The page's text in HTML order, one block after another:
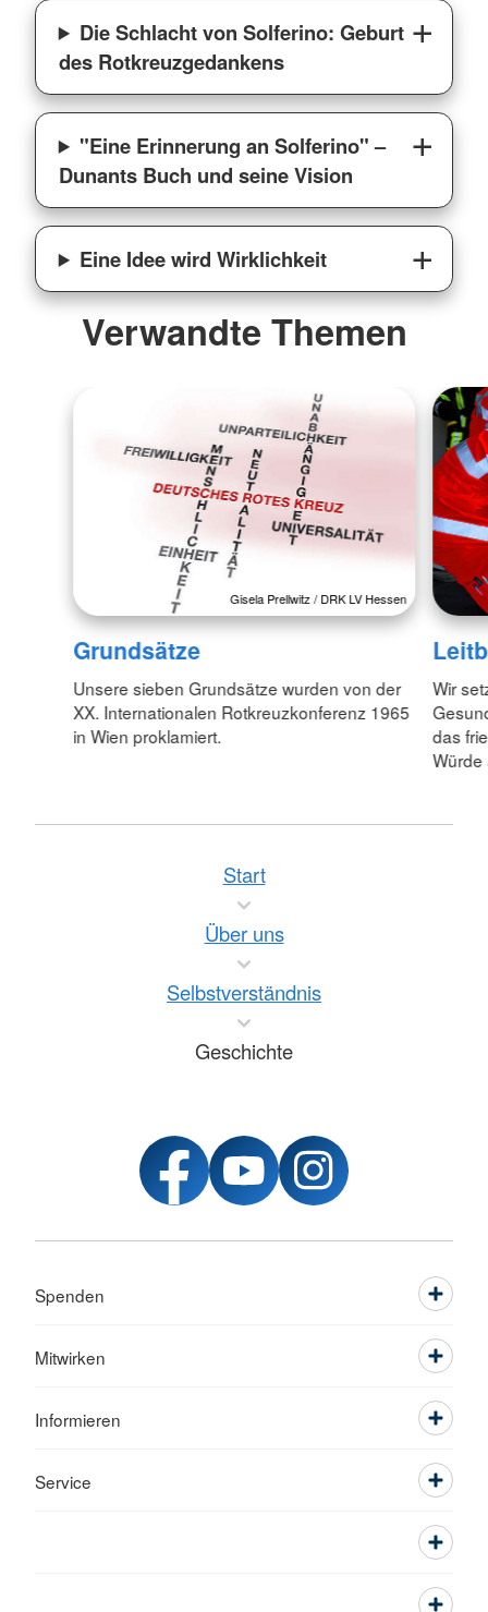
Die Schlacht von Solferino: Geburt
des Rotkreuzgedankens
"Eine Erinnerung an Solferino" –
Dunants Buch und seine Vision
Eine Idee wird Wirklichkeit
Verwandte Themen
Gisela Prellwitz / DRK LV Hessen
Grundsätze
Unsere sieben Grundsätze wurden von der
XX. Internationalen Rotkreuzkonferenz 1965
in Wien proklamiert.
Wir
das
Würde
Start
Über uns
Selbstverständnis
Geschichte
Spenden
Mitwirken
Informieren
Service